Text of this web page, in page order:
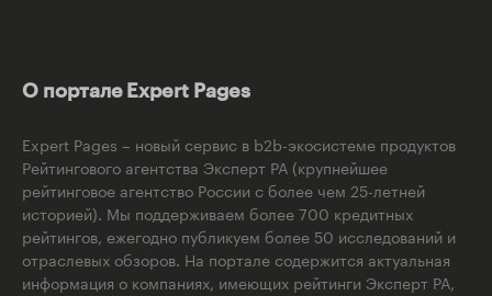
О портале Expert Pages
Expert Pages – новый сервис в b2b-экосистеме продуктов
Рейтингового агентства Эксперт РА (крупнейшее
рейтинговое агентство России с более чем 25-летней
историей). Мы поддерживаем более 700 кредитных
рейтингов, ежегодно публикуем более 50 исследований и
отраслевых обзоров. На портале содержится актуальная
информация о компаниях, имеющих рейтинги Эксперт РА,